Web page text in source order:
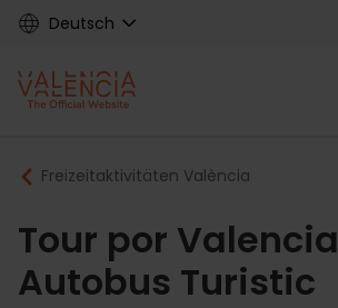
Skip
content
Deutsch
Main
navigation
Breadcrumb
Freizeitaktivitäten València
Tour por Valencia
Autobus Turistic